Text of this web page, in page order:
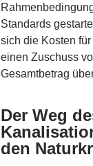
Standards
sich die Kosten
einen Zuschuss
Gesamtbetrag
Der Weg
den